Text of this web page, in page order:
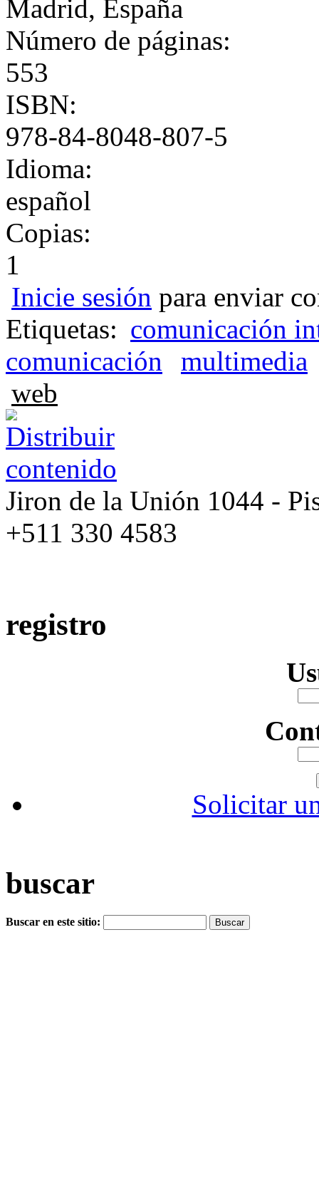
Madrid, España
Número de páginas:
553
ISBN:
978-84-8048-807-5
Idioma:
español
Copias:
1
Inicie sesión para enviar
Etiquetas: comunicación
comunicación
multimedia
web
Jiron de la Unión 1044 -
+511 330 4583
registro
Solicitar
buscar
Buscar en este sitio: